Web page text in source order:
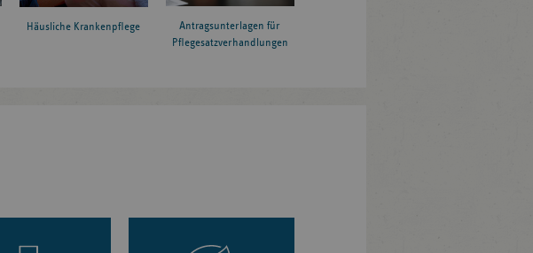
Häusliche Krankenpflege
Antragsunterlagen für
Pflegesatzverhandlungen